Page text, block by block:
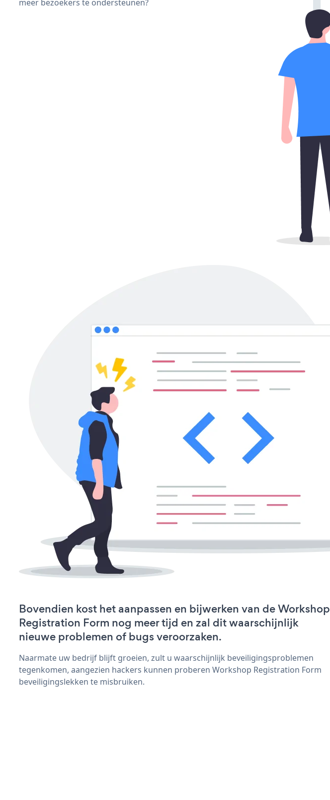
meer bezoekers te ondersteunen?
Bovendien kost het aanpassen en bijwerken van de Workshop
Registration Form nog meer tijd en zal dit waarschijnlijk
nieuwe problemen of bugs veroorzaken.
Naarmate uw bedrijf blijft groeien, zult u waarschijnlijk beveiligingsproblemen
tegenkomen, aangezien hackers kunnen proberen Workshop Registration Form
beveiligingslekken te misbruiken.